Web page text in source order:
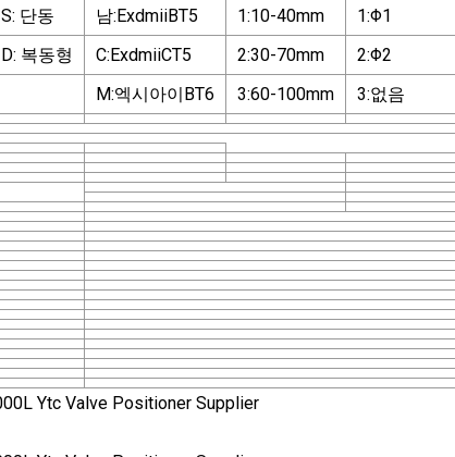
S: 단동 남:ExdmiiBT5 1:10-40mm 1:Φ1
D: 복동형
C:ExdmiiCT5 2:30-70mm 2:Φ2
M:엑시아이BT6
3:60-100mm 3:없음